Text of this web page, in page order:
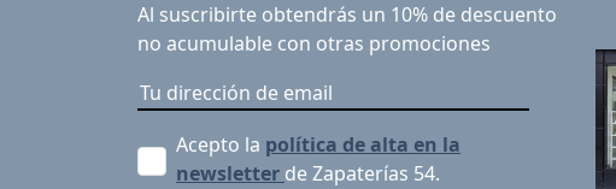
Al suscribirte obtendrás un 10% de descuento
no acumulable con otras promociones
Acepto la política de alta en la
newsletter de Zapaterías 54.